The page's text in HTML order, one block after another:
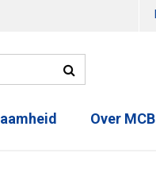
Over MCB